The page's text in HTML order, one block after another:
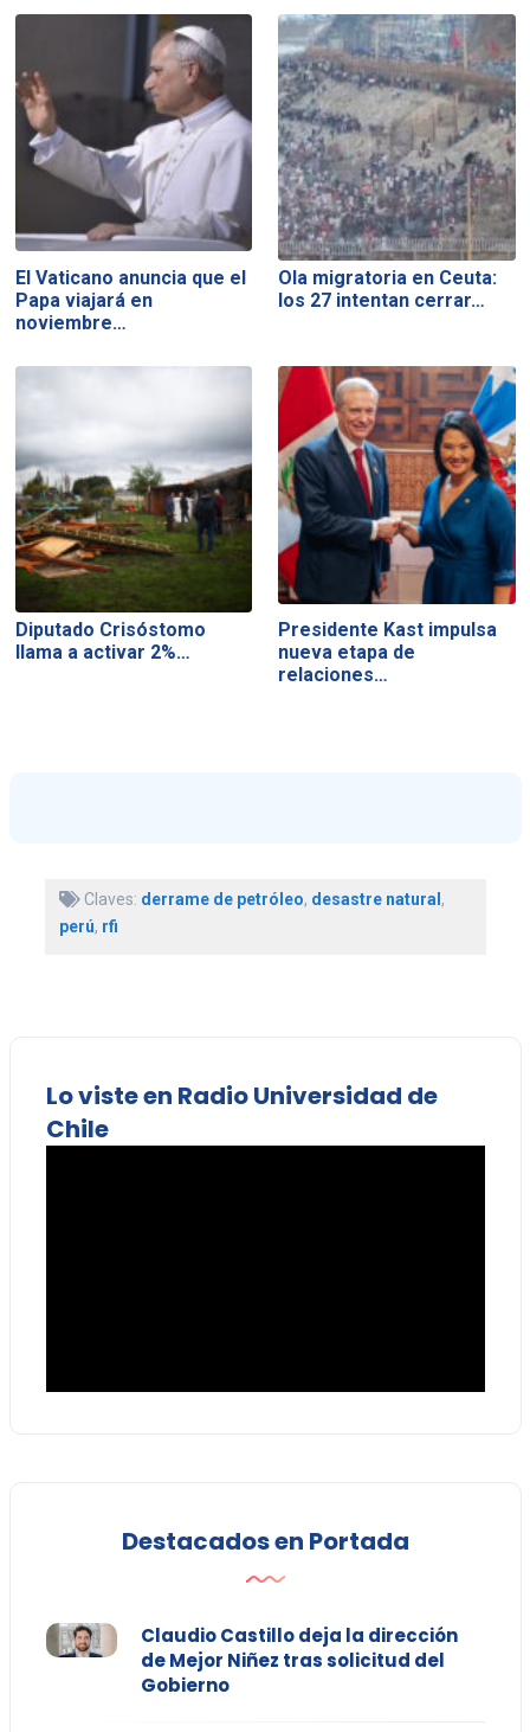
El Vaticano anuncia que el
Papa viajará en
noviembre…
Ola migratoria en Ceuta:
los 27 intentan cerrar…
Diputado Crisóstomo
llama a activar 2%…
Presidente Kast impulsa
nueva etapa de
relaciones…
Claves: derrame de petróleo, desastre natural,
perú, rfi
Lo viste en Radio Universidad de
Chile
Destacados en Portada
Claudio Castillo deja la dirección
de Mejor Niñez tras solicitud del
Gobierno